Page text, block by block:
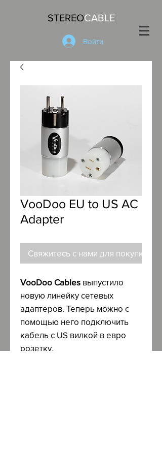
STEREOCABLE
Войти
VooDoo EU to US AC
Adapter
Свяжитесь с нами для покупки
VooDoo Cables выпустило
новую линейку сетевых
адаптеров. Теперь можно с
помощью него подключить
кабель с US вилкой в евро
розетку.